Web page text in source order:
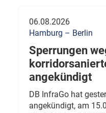
06.08.2026
Hamburg – Berlin
Sperrungen
angekündigt
DB InfraGo hat
angekündigt, am